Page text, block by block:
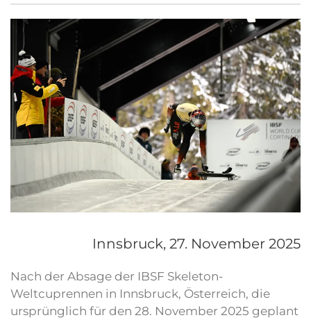
Innsbruck, 27. November 2025
Nach der Absage der IBSF Skeleton-
Weltcuprennen in Innsbruck, Österreich, die
ursprünglich für den 28. November 2025 geplant